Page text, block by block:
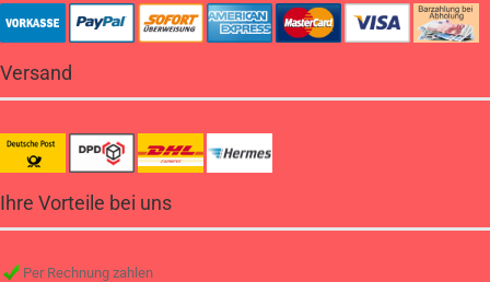
Versand
Ihre Vorteile bei uns
Per Rechnung zahlen